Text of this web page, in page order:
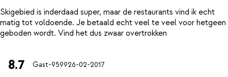
Skigebied is inderdaad super, maar de restaurants vind ik echt
matig tot voldoende. Je betaald echt veel te veel voor hetgeen
8.7 Gast-959926-02-2017